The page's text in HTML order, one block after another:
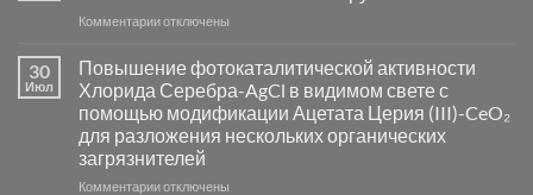
Комментариик
Пламенный
синтез
катализаторов
и
сенсоров
на
основе
отключены
30
Июл
Повышение фотокаталитической активности
Хлорида Серебра-AgCl в видимом свете с
помощью модификации Ацетата Церия (III)-CeO₂
для разложения нескольких органических
загрязнителей
Комментариикотключены